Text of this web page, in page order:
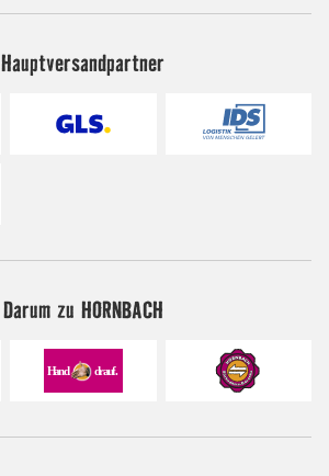
Hauptversandpartner
Darum zu HORNBACH